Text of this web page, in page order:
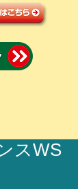
スWS